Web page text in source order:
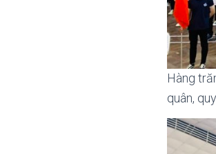
Hàng
quân,